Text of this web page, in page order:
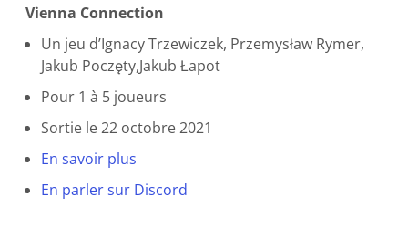
Vienna Connection
Un jeu d’Ignacy Trzewiczek, Przemysław Rymer,
Jakub Poczęty,Jakub Łapot
Pour 1 à 5 joueurs
Sortie le 22 octobre 2021
En savoir plus
En parler sur Discord